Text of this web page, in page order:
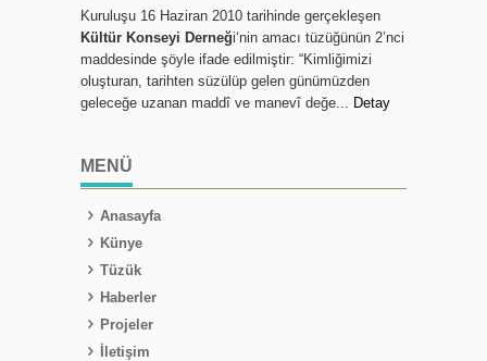
Kuruluşu 16 Haziran 2010 tarihinde gerçekleşen
Kültür Konseyi Derneği‘nin amacı tüzüğünün 2’nci
maddesinde şöyle ifade edilmiştir: “Kimliğimizi
oluşturan, tarihten süzülüp gelen günümüzden
geleceğe uzanan maddî ve manevî değe... Detay
MENÜ
Anasayfa
Künye
Tüzük
Haberler
Projeler
İletişim